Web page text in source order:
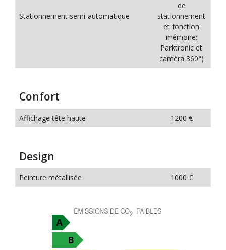
Stationnement semi-automatique
de
stationnement
et fonction
mémoire:
Parktronic et
caméra 360°)
Confort
Affichage tête haute 1200 €
Design
Peinture métallisée 1000 €